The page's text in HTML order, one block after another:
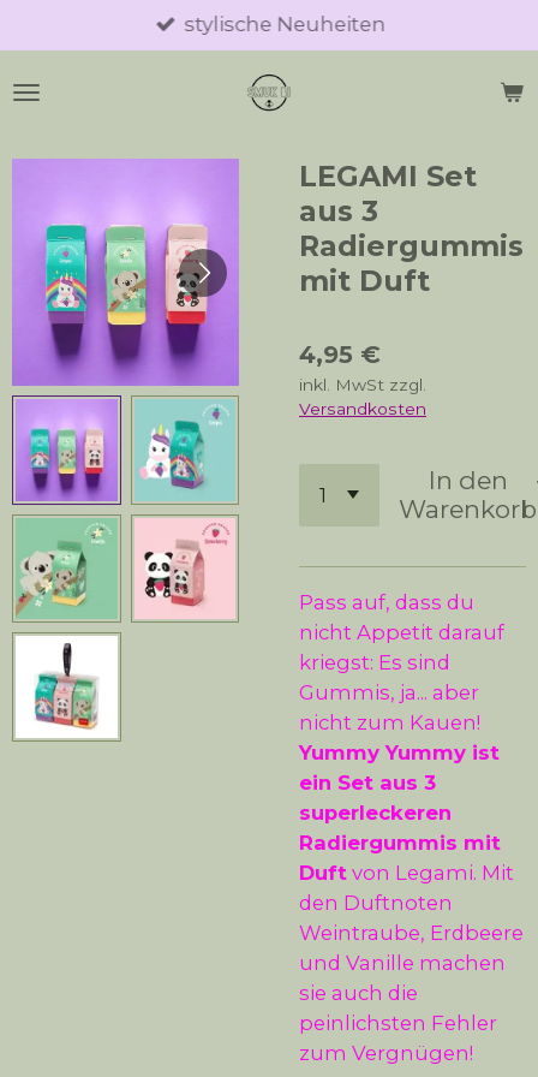
Hauptinhalt
springen
stylische Neuheiten
LEGAMI Set
aus 3
Radiergummis
mit Duft
4,95 €
inkl. MwSt zzgl.
Versandkosten
In den
Warenkorb
Pass auf, dass du
nicht Appetit darauf
kriegst: Es sind
Gummis, ja... aber
nicht zum Kauen!
Yummy Yummy ist
ein Set aus 3
superleckeren
Radiergummis mit
Duft von Legami. Mit
den Duftnoten
Weintraube, Erdbeere
und Vanille machen
sie auch die
peinlichsten Fehler
zum Vergnügen!